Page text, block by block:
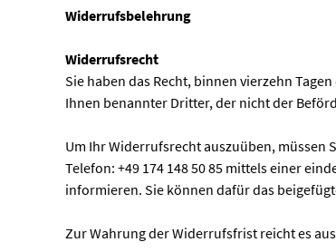
Widerrufsbelehrung
Widerrufsrecht
Sie haben das Recht, binnen vierzehn
Ihnen benannter Dritter, der nicht der
Um Ihr Widerrufsrecht auszuüben, müssen
Telefon: +49 174 148 50 85 mittels einer
informieren. Sie können dafür das
Zur Wahrung der Widerrufsfrist reicht es